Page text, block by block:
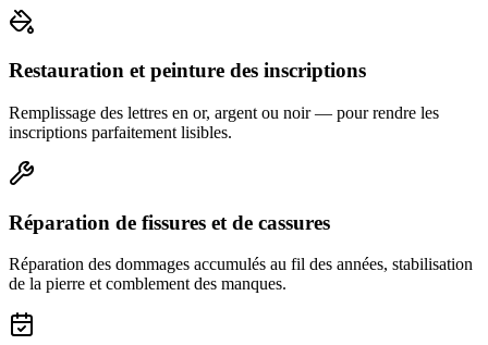
Restauration et peinture des inscriptions
Remplissage des lettres en or, argent ou noir — pour rendre les
inscriptions parfaitement lisibles.
Réparation de fissures et de cassures
Réparation des dommages accumulés au fil des années, stabilisation
de la pierre et comblement des manques.